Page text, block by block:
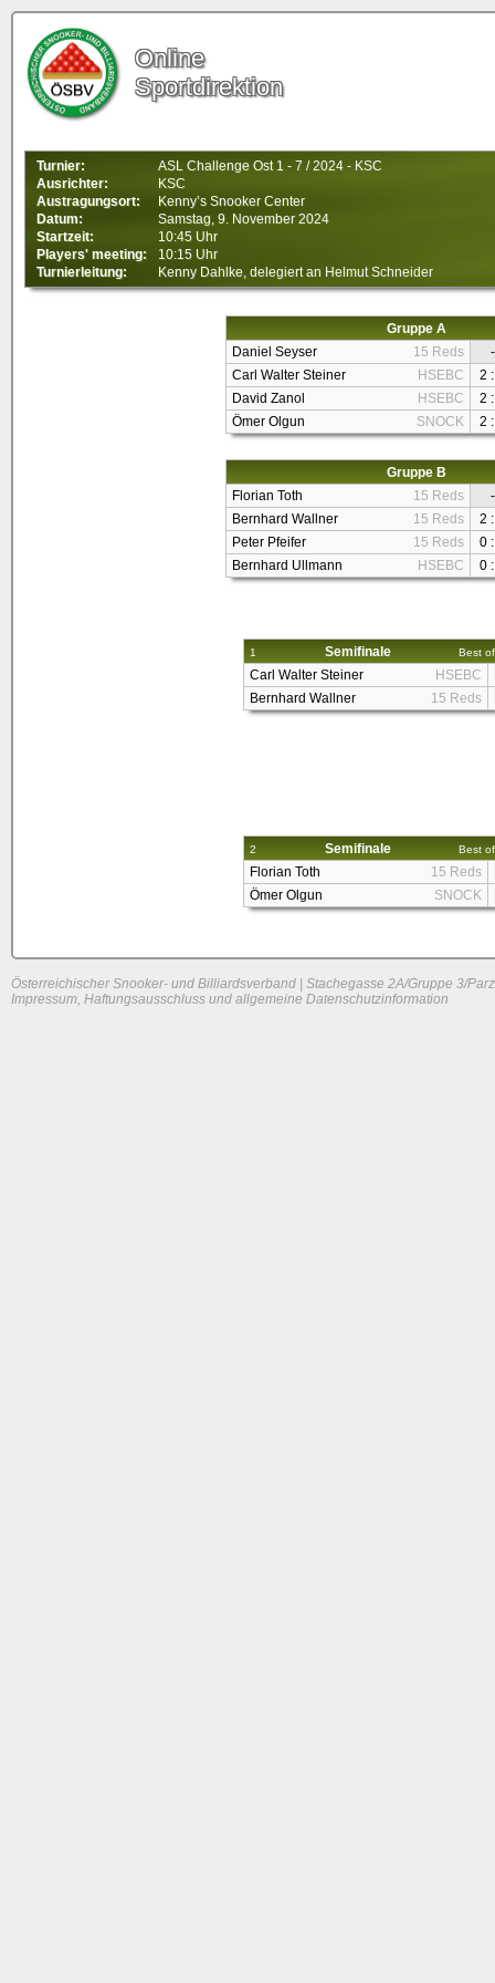
Online
Sportdirektion
Turnier:
ASL Challenge Ost 1 - 7 / 2024 - KSC
Ausrichter:
KSC
Austragungsort:
Kenny’s Snooker Center
Datum:
Samstag, 9. November 2024
Startzeit:
10:45 Uhr
Players' meeting:
10:15 Uhr
Turnierleitung:
Kenny Dahlke, delegiert an Helmut Schneider
Gruppe A
Daniel Seyser
15 Reds
-
Carl Walter Steiner
HSEBC
2
David Zanol
HSEBC
2
Ömer Olgun
SNOCK 2
Gruppe B
Florian Toth
15 Reds
-
Bernhard Wallner
15 Reds
2
Peter Pfeifer
15 Reds
0
Bernhard Ullmann
HSEBC 0
1 Semifinale Best
Carl Walter Steiner
HSEBC
Bernhard Wallner
15 Reds
2 Semifinale Best
Florian Toth
15 Reds
Ömer Olgun
SNOCK
Österreichischer Snooker- und Billiardsverband | Stachegasse 2A/Gruppe 3/
Impressum, Haftungsausschluss und allgemeine Datenschutzinformation